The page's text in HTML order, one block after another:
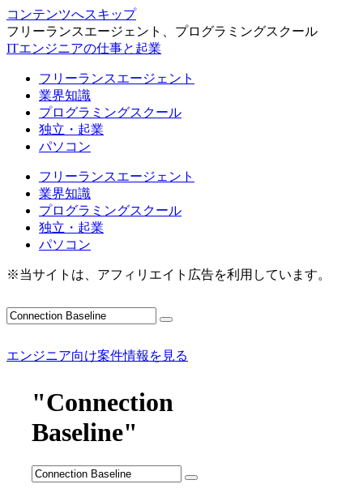
コンテンツへスキップ
フリーランスエージェント、プログラミングスクール
ITエンジニアの仕事と起業
フリーランスエージェント
業界知識
プログラミングスクール
独立・起業
パソコン
フリーランスエージェント
業界知識
プログラミングスクール
独立・起業
パソコン
※当サイトは、アフィリエイト広告を利用しています。
エンジニア向け案件情報を見る
"Connection
Baseline"